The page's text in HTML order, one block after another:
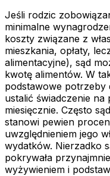
Jeśli rodzic
minimalne
koszty związane z
mieszkania, opłaty,
alimentacyjne), sąd
kwotę alimentów. W
podstawowe potrzeby
ustalić świadczenie na
miesięcznie. Często
stanowi pewien
uwzględnieniem jego
wydatków. Nierzadko
pokrywała
wyżywieniem i